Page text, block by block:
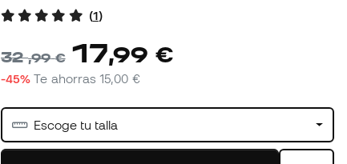
(1)
32,99 € 17,99 €
-45% Te ahorras15,00 €
Escoge tu talla